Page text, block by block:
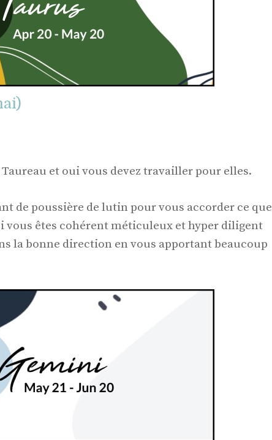
et oui vous devez travailler pour elles.
de poussière de lutin pour vous accorder ce que
vous êtes cohérent méticuleux et hyper diligent
la bonne direction en vous apportant beaucoup